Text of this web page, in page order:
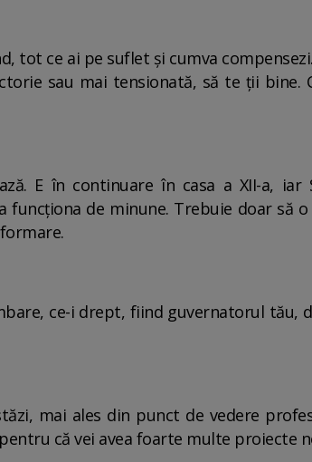
tot ce ai pe suflet și cumva
sau mai tensionată, să te ții bine.
E în continuare în casa a XII-a, iar
de minune. Trebuie doar să o
ce-i drept, fiind guvernatorul tău,
mai ales din punct de vedere
că vei avea foarte multe proiecte